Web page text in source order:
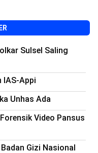
Sulsel Saling
IAS-Appi
Unhas Ada
Video Pansus
Gizi Nasional